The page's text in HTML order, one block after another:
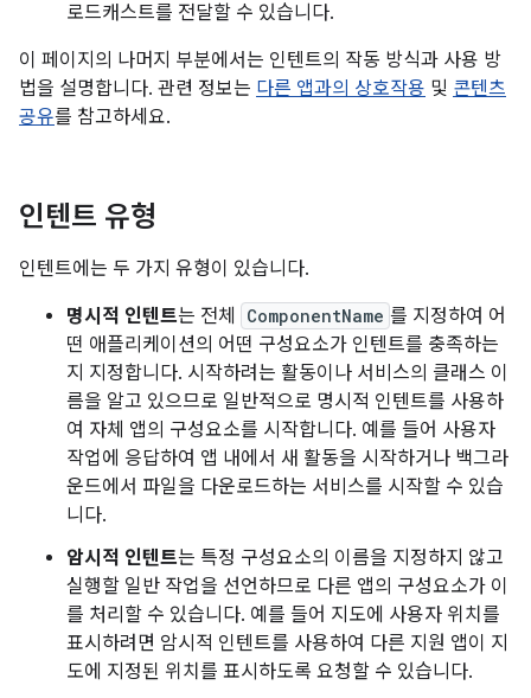
로드캐스트를 전달할 수 있습니다.
이 페이지의 나머지 부분에서는 인텐트의 작동 방식과 사용 방
법을 설명합니다. 관련 정보는 다른 앱과의 상호작용 및 콘텐츠
공유를 참고하세요.
인텐트 유형
인텐트에는 두 가지 유형이 있습니다.
명시적 인텐트는 전체 ComponentName 를 지정하여 어
떤 애플리케이션의 어떤 구성요소가 인텐트를 충족하는
지 지정합니다. 시작하려는 활동이나 서비스의 클래스 이
름을 알고 있으므로 일반적으로 명시적 인텐트를 사용하
여 자체 앱의 구성요소를 시작합니다. 예를 들어 사용자
작업에 응답하여 앱 내에서 새 활동을 시작하거나 백그라
운드에서 파일을 다운로드하는 서비스를 시작할 수 있습
니다.
암시적 인텐트는 특정 구성요소의 이름을 지정하지 않고
실행할 일반 작업을 선언하므로 다른 앱의 구성요소가 이
를 처리할 수 있습니다. 예를 들어 지도에 사용자 위치를
표시하려면 암시적 인텐트를 사용하여 다른 지원 앱이 지
도에 지정된 위치를 표시하도록 요청할 수 있습니다.